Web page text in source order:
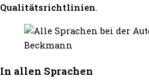
Qualitätsrichtlinien.
In allen Sprachen